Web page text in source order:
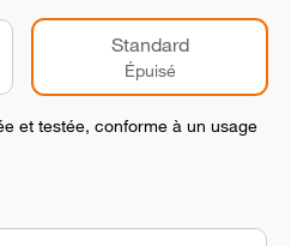
Standard
Épuisé
et testée, conforme à un usage